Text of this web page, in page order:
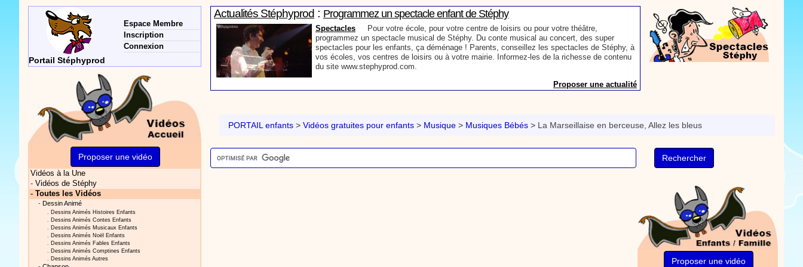
Actualités Stéphyprod : Programmez un spectacle enfant de Stéphy
Spectacles Pour votre école, pour votre centre de loisirs ou pour votre théâtre,
programmez un spectacle musical de Stéphy. Du conte musical au concert, des super
spectacles pour les enfants, ça déménage ! Parents, conseillez les spectacles de Stéphy, à
vos écoles, vos centres de loisirs ou à votre mairie. Informez-les de la richesse de contenu
du site www.stephyprod.com.
Proposer une actualité
histoires à vos enfants, pour les fêtes d’anniversaires, ou pour toute autre animation.
Laissez-vous emporter par la magie des contes, des expressions et des mots pour un
Proposer une actualité
PORTAIL enfants > Vidéos gratuites pour enfants > Musique > Musiques Bébés > La Marseillaise en berceuse, Allez les bleus
Proposer une vidéo
Portail Stéphyprod
Espace Membre
Inscription
Connexion
Proposer une vidéo
Vidéos à la Une
- Vidéos de Stéphy
- Toutes les Vidéos
- Dessin Animé
. Dessins Animés Histoires Enfants
. Dessins Animés Contes Enfants
. Dessins Animés Musicaux Enfants
. Dessins Animés Noël Enfants
. Dessins Animés Fables Enfants
. Dessins Animés Comptines Enfants
. Dessins Animés Autres